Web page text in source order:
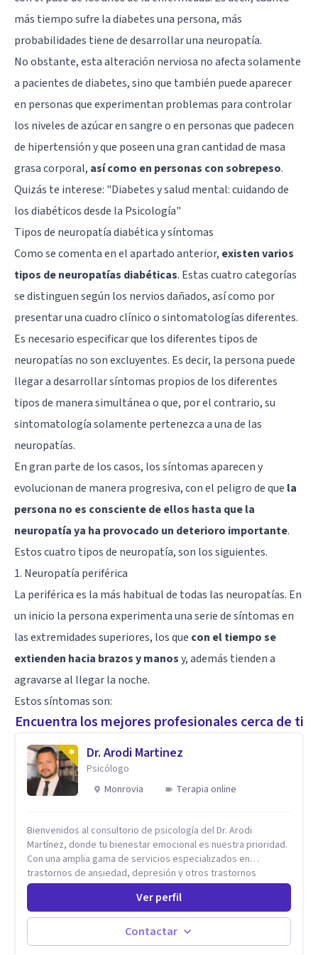
más tiempo sufre la diabetes una persona, más
probabilidades tiene de desarrollar una neuropatía.
No obstante, esta alteración nerviosa no afecta solamente
a pacientes de diabetes, sino que también puede aparecer
en personas que experimentan problemas para controlar
los niveles de azúcar en sangre o en personas que padecen
de hipertensión y que poseen una gran cantidad de masa
grasa corporal, así como en personas con sobrepeso.
Quizás te interese: "Diabetes y salud mental: cuidando de
los diabéticos desde la Psicología"
Tipos de neuropatía diabética y síntomas
Como se comenta en el apartado anterior, existen varios
tipos de neuropatías diabéticas. Estas cuatro categorías
se distinguen según los nervios dañados, así como por
presentar una cuadro clínico o sintomatologías diferentes.
Es necesario especificar que los diferentes tipos de
neuropatías no son excluyentes. Es decir, la persona puede
llegar a desarrollar síntomas propios de los diferentes
tipos de manera simultánea o que, por el contrario, su
sintomatología solamente pertenezca a una de las
neuropatías.
En gran parte de los casos, los síntomas aparecen y
evolucionan de manera progresiva, con el peligro de que la
persona no es consciente de ellos hasta que la
neuropatía ya ha provocado un deterioro importante.
Estos cuatro tipos de neuropatía, son los siguientes.
1. Neuropatía periférica
La periférica es la más habitual de todas las neuropatías. En
un inicio la persona experimenta una serie de síntomas en
las extremidades superiores, los que con el tiempo se
extienden hacia brazos y manosy, además tienden a
agravarse al llegar la noche.
Estos síntomas son:
Encuentra los mejores profesionales cerca de ti
Dr. Arodi Martinez
Psicólogo
Monrovia
Terapia online
Bienvenidos al consultorio de psicología del Dr. Arodi
Martínez, donde tu bienestar emocional es nuestra prioridad.
Con una amplia gama de servicios especializados en
trastornos de ansiedad, depresión y otros trastornos
emocionales, estamos dedicados a ofrecerte el mejor
tratamiento para mejorar tu salud mental. En nuestro
consultorio, ofrecemos una variedad de terapias y
tratamientos diseñados para satisfacer tus necesidades
específicas: Terapia para Trastornos de Ansiedad y
Ver perfil
Contactar